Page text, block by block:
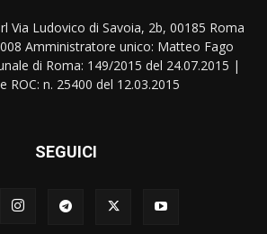
Via Ludovico di Savoia, 2b, 00185 Roma
Amministratore unico: Matteo Fago
di Roma: 149/2015 del 24.07.2015 |
ROC: n. 25400 del 12.03.2015
SEGUICI